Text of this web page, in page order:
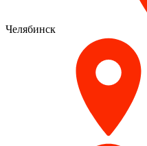
Челябинск